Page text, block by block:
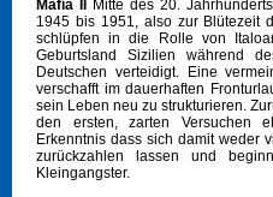
Mafia II
Mitte des 20.
1945 bis 1951, also zur Blütezeit
schlüpfen in die Rolle von
Geburtsland Sizilien während
Deutschen verteidigt. Eine
verschafft im dauerhaften
sein Leben neu zu strukturieren.
den ersten, zarten Versuchen
Erkenntnis dass sich damit weder
zurückzahlen lassen und
Kleingangster.